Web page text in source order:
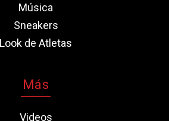
Música
Sneakers
Look de Atletas
Más
Videos